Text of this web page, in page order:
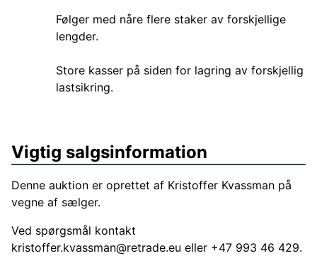
Følger med nåre flere staker av forskjellige
lengder.
Store kasser på siden for lagring av forskjellig
lastsikring.
Vigtig salgsinformation
Denne auktion er oprettet af Kristoffer Kvassman på
vegne af sælger.
Ved spørgsmål kontakt
kristoffer.kvassman@retrade.eu eller +47 993 46 429.